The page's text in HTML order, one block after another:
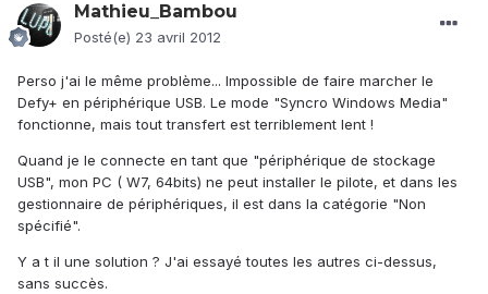
Mathieu_Bambou
Posté(e) 23 avril 2012
Perso j'ai le même problème... Impossible de faire marcher le
Defy+ en périphérique USB. Le mode "Syncro Windows Media"
fonctionne, mais tout transfert est terriblement lent !
Quand je le connecte en tant que "périphérique de stockage
USB", mon PC ( W7, 64bits) ne peut installer le pilote, et dans les
gestionnaire de périphériques, il est dans la catégorie "Non
spécifié".
Y a t il une solution ? J'ai essayé toutes les autres ci-dessus,
sans succès.